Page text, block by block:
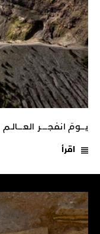
يـــومَ انفجـــــر العــــالـم
اقرأ